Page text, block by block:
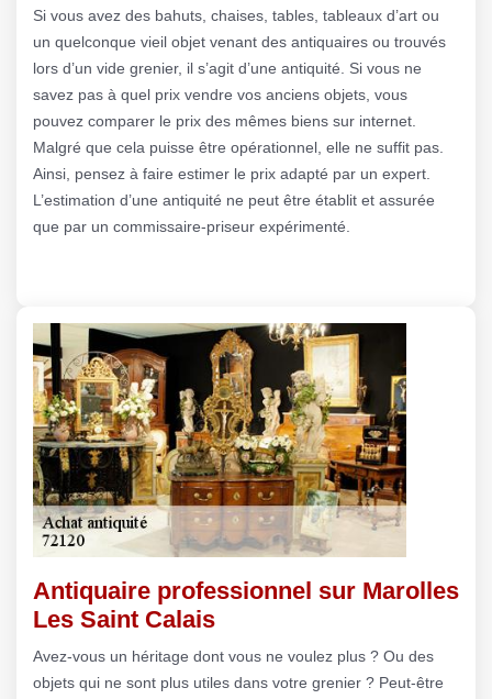
Si vous avez des bahuts, chaises, tables, tableaux d’art ou
un quelconque vieil objet venant des antiquaires ou trouvés
lors d’un vide grenier, il s’agit d’une antiquité. Si vous ne
savez pas à quel prix vendre vos anciens objets, vous
pouvez comparer le prix des mêmes biens sur internet.
Malgré que cela puisse être opérationnel, elle ne suffit pas.
Ainsi, pensez à faire estimer le prix adapté par un expert.
L’estimation d’une antiquité ne peut être établit et assurée
que par un commissaire-priseur expérimenté.
Antiquaire professionnel sur Marolles
Les Saint Calais
Avez-vous un héritage dont vous ne voulez plus ? Ou des
objets qui ne sont plus utiles dans votre grenier ? Peut-être